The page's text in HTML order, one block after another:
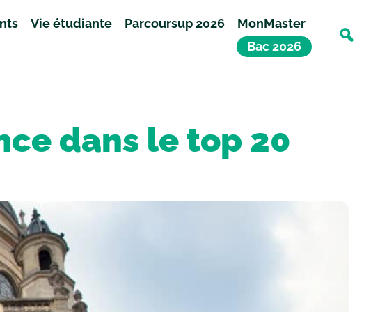
Vie étudiante Parcoursup 2026
MonMaster
Bac 2026
dans le top 20